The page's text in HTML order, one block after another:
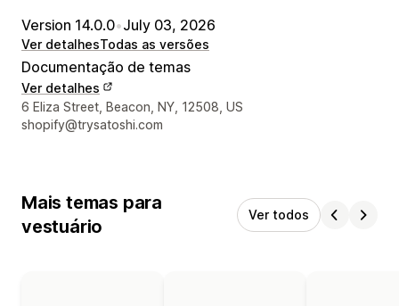
Version 14.0.0•July 03, 2026
Ver detalhesTodas as versões
Documentação de temas
Ver detalhes
Detalhes de contacto do designer
6 Eliza Street, Beacon, NY, 12508, US
shopify@trysatoshi.com
Mais temas para
vestuário
Ver todos